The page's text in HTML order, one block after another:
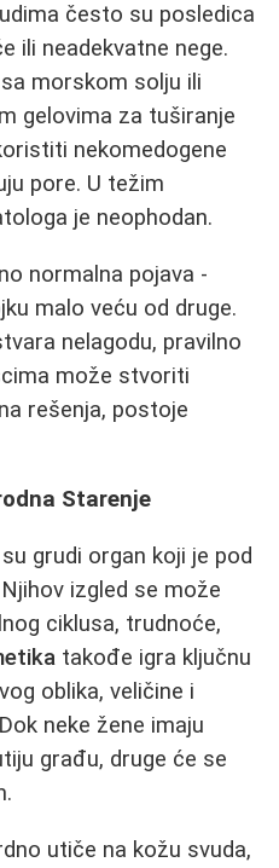
često su posledica
ili neadekvatne nege.
morskom solju ili
gelovima za tuširanje
nekomedogene
pore. U težim
je neophodan.
normalna pojava -
malo veću od druge.
nelagodu, pravilno
može stvoriti
rešenja, postoje
Starenje
grudi organ koji je pod
izgled se može
ciklusa, trudnoće,
takođe igra ključnu
oblika, veličine i
neke žene imaju
građu, druge će se
utiče na kožu svuda,